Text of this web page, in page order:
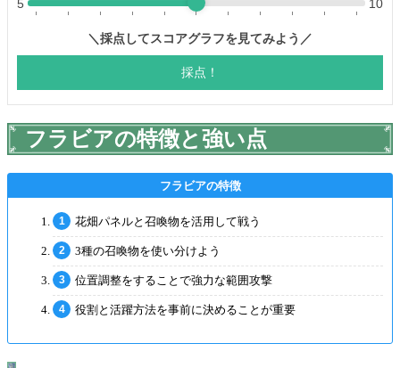
フラビアの特徴と強い点
花畑パネルと召喚物を活用して戦う
3種の召喚物を使い分けよう
位置調整をすることで強力な範囲攻撃
役割と活躍方法を事前に決めることが重要